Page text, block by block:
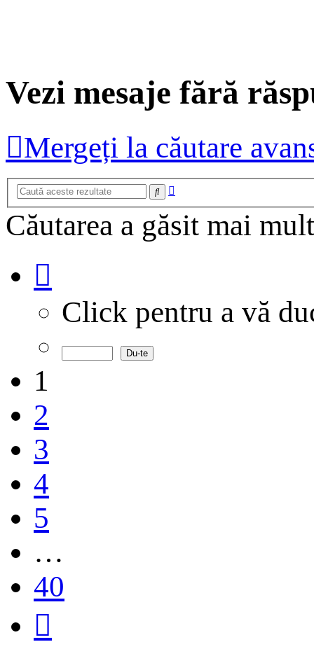
Vezi mesaje fără
Mergeți la căutare
Căutare
Căutarea a găsit mai
Click pentru a vă
1
2
3
4
5
…
40